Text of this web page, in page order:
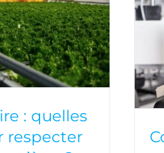
: quelles
respecter